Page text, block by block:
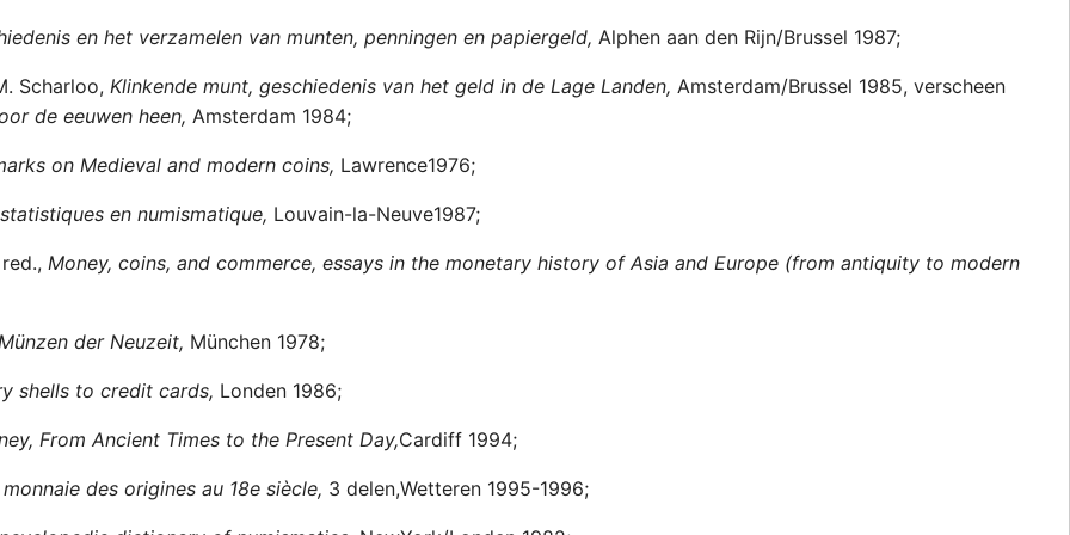
en het verzamelen van munten, penningen en papiergeld,Alphen aan den Rijn/Brussel 1987;
Scharloo,Klinkende munt, geschiedenis van het geld in de Lage Landen,Amsterdam/Brussel 1985, verscheen
de eeuwen heen,Amsterdam 1984;
on Medieval and modern coins, Lawrence1976;
en numismatique, Louvain-la-Neuve1987;
red.,Money, coins, and commerce, essays in the monetary history of Asia and Europe (from antiquity to modern
der Neuzeit, München 1978;
shells to credit cards, Londen 1986;
From Ancient Times to the Present Day,Cardiff 1994;
des origines au 18e siècle, 3 delen,Wetteren 1995-1996;